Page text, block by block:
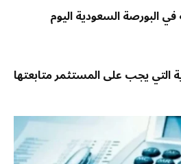
في البورصة السعودية اليوم
التي يجب على المستثمر متابعتها